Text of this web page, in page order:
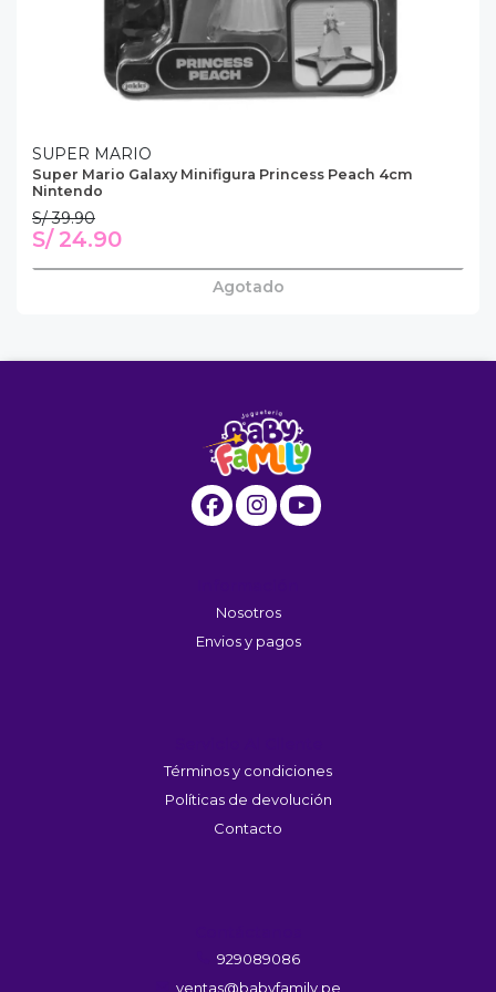
SUPER MARIO
Super Mario Galaxy Minifigura Princess Peach 4cm
Nintendo
S/ 39.90
S/ 24.90
Agotado
Nosotros
Envios y pagos
Términos y condiciones
Políticas de devolución
Contacto
929089086
ventas@babyfamily.pe